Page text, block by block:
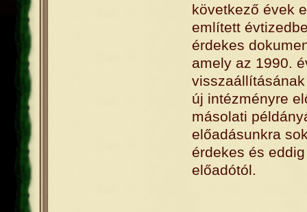
következő évek
említett
érdekes
amely az 1990.
új intézményre
másolati
előadásunkra
érdekes és
előadótól.